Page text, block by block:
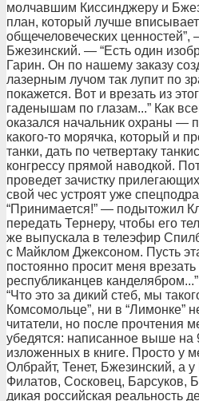
молчавшим Киссинджеру и
план, который лучше
общечеловеческих
Бжезинский. — “Есть один
Гарин. Он по нашему заказу
лазерным лучом так лупит по
покажется. Вот и врезать из
гаденышам по глазам...” Как
оказался начальник охраны —
какого-то морячка, который и
танки, дать по четвертаку
конгрессу прямой наводкой.
проведет зачистку
свой чес устроят уже
“Принимается!” — подытожил
передать Тернеру, чтобы его
же выпускала в телеэфир
с Майклом Джексоном. Пусть
постоянно просит меня
республиканцев канделябром...”
“Что это за дикий стеб, мы
Комсомольце”, ни в “Лимонке”
читатели, но после прочтения
убедятся: написанное выше на
изложенных в книге. Просто у
Олбрайт, Тенет, Бжезинский, а
Филатов, Сосковец, Барсуков,
дикая российская реальность